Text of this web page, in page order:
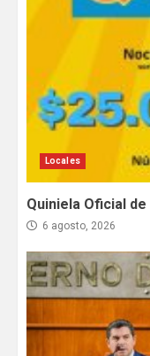
Locales
Quiniela Oficial de
6 agosto, 2026